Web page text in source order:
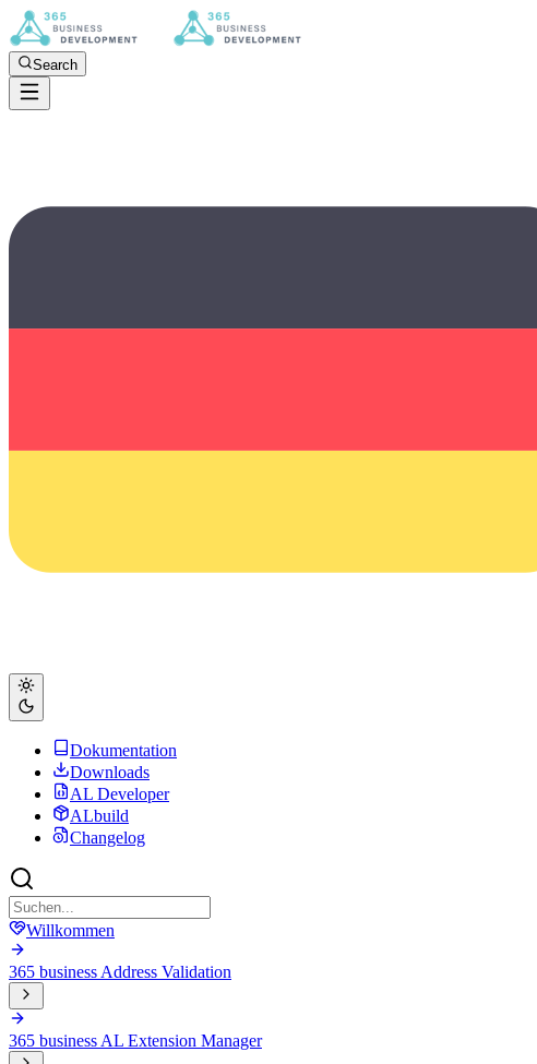
Search
Dokumentation
Downloads
AL Developer
ALbuild
Changelog
Willkommen
365 business Address Validation
365 business AL Extension Manager